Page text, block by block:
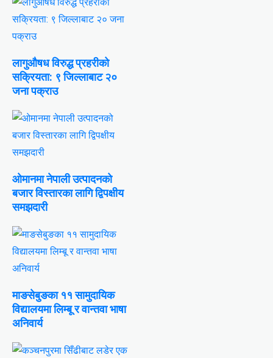
लागुऔषध विरुद्ध प्रहरीको
सक्रियता: ९ जिल्लाबाट २०
जना पक्राउ
ओमानमा नेपाली उत्पादनको
बजार विस्तारका लागि द्विपक्षीय
समझदारी
माङसेबुङका ११ सामुदायिक
विद्यालयमा लिम्बू र वान्तवा भाषा
अनिवार्य